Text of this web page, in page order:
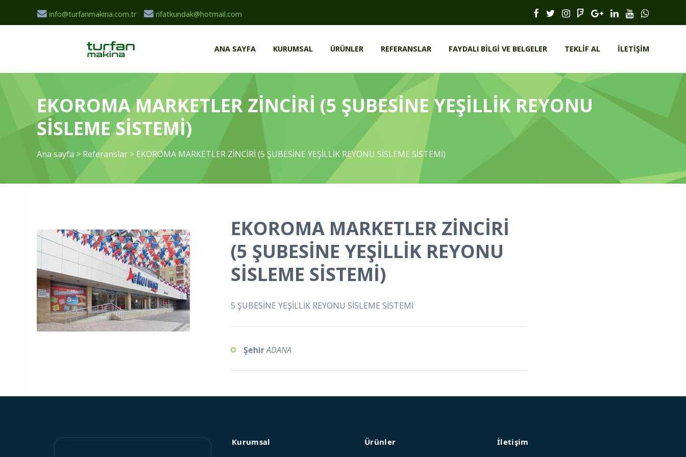
info@turfanmakina.com.tr rifatkundak@hotmail.com
ANA SAYFA KURUMSAL ÜRÜNLER REFERANSLAR FAYDALI BILGI VE BELGELER TEKLIF AL İLETIŞIM
EKOROMA MARKETLER ZİNCİRİ (5 ŞUBESİNE YEŞİLLİK REYONU
SİSLEME SİSTEMİ)
Ana sayfa > Referanslar > EKOROMA MARKETLER ZİNCİRİ (5 ŞUBESİNE YEŞİLLİK REYONU SİSLEME SİSTEMİ)
EKOROMA MARKETLER ZİNCİRİ
(5 ŞUBESİNE YEŞİLLİK REYONU
SİSLEME SİSTEMİ)
5 ŞUBESİNE YEŞİLLİK REYONU SİSLEME SİSTEMİ
ŞehirADANA
Kurumsal Ürünler İletişim